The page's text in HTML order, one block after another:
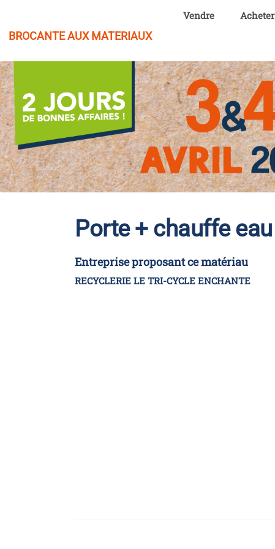
BROCANTE AUX MATERIAUX
Vendre Acheter
Porte + chauffe eau
Entreprise proposant ce matériau
RECYCLERIE LE TRI-CYCLE ENCHANTE